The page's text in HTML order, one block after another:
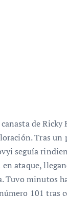
de
Tras
seguía
en ataque,
Tuvo minutos
101